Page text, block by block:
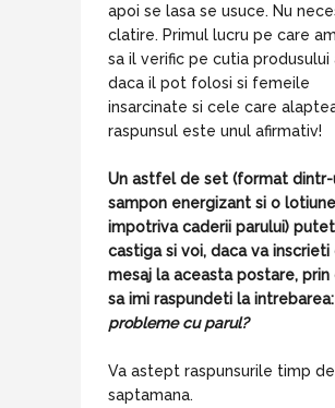
apoi se lasa se usuce. Nu
clatire. Primul lucru pe care
sa il verific pe cutia
daca il pot folosi si femeile
insarcinate si cele care
raspunsul este unul afirmativ!
Un astfel de set (format dintr-
sampon energizant si o lotiune
impotriva caderii parului)
castiga si voi, daca va inscrieti
mesaj la aceasta postare, prin
sa imi raspundeti la intrebarea:
probleme cu parul?
Va astept raspunsurile timp
saptamana.